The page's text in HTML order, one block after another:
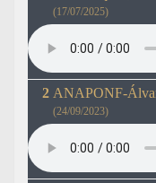
(17/07/2025)
ANAPONF-
(24/09/2023)